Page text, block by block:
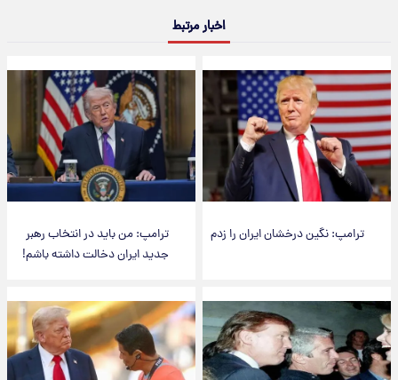
اخبار مرتبط
ترامپ: نگین درخشان ایران را زدم
ترامپ: من باید در انتخاب رهبر
جدید ایران دخالت داشته باشم!